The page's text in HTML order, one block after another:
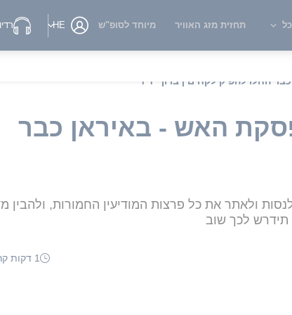
תחזית מזג האוויר מיוחד לסופ"ש HE רדיו
החלו להפיק לקחים | ברוך ידיד
האש - באיראן כבר
ולאתר את כל פרצות המודיעין החמורות, ולהבין
תידרש לכך שוב
1 דקות קריאה